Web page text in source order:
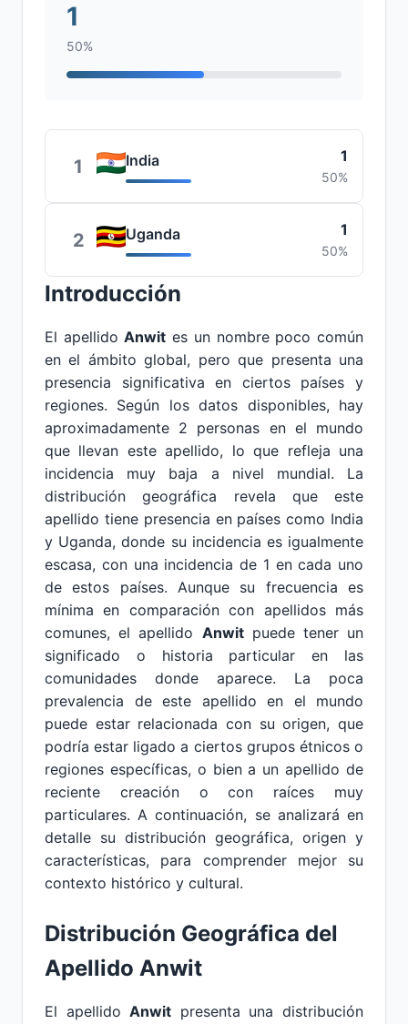
1
50%
1 India 1
50%
2 Uganda 1
50%
Introducción
El apellidoAnwit es un nombre poco común
en el ámbito global, pero que presenta una
presencia significativa en ciertos países y
regiones. Según los datos disponibles, hay
aproximadamente 2 personas en el mundo
que llevan este apellido, lo que refleja una
incidencia muy baja a nivel mundial. La
distribución geográfica revela que este
apellido tiene presencia en países como India
y Uganda, donde su incidencia es igualmente
escasa, con una incidencia de 1 en cada uno
de estos países. Aunque su frecuencia es
mínima en comparación con apellidos más
comunes, el apellido Anwitpuede tener un
significado o historia particular en las
comunidades donde aparece. La poca
prevalencia de este apellido en el mundo
puede estar relacionada con su origen, que
podría estar ligado a ciertos grupos étnicos o
regiones específicas, o bien a un apellido de
reciente creación o con raíces muy
particulares. A continuación, se analizará en
detalle su distribución geográfica, origen y
características, para comprender mejor su
contexto histórico y cultural.
Distribución Geográfica del
Apellido Anwit
El apellidoAnwit presenta una distribución